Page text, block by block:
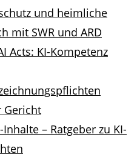
und heimliche
mit SWR und ARD
Acts: KI-Kompetenz
Gericht
– Ratgeber zu KI-